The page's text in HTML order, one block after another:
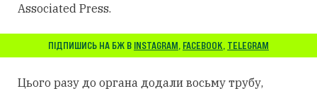
Associated Press.
ПІДПИШИСЬ НА БЖ В INSTAGRAM, FACEBOOK, TELEGRAM
Цього разу до органа додали восьму трубу,